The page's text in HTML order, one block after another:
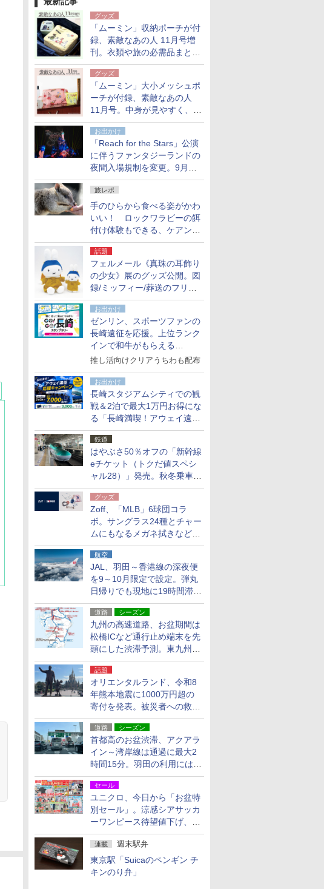
グッズ
「ムーミン」収納ポーチが付
録、素敵なあの人 11月号増
刊。衣類や旅の必需品まとま
る大小2個セット
グッズ
「ムーミン」大小メッシュポ
ーチが付録、素敵なあの人
11月号。中身が見やすく、温
泉スパにも使える
お出かけ
「Reach for the Stars」公演
に伴うファンタジーランドの
夜間入場規制を変更。9月か
ら18時50分～20時ごろに
旅レポ
手のひらから食べる姿がかわ
いい！ ロックワラビーの餌
付け体験もできる、ケアンズ
でアサートン高原の日本語ガ
イド付きツアーに参加してみ
た
話題
フェルメール《真珠の耳飾り
の少女》展のグッズ公開。図
録/ミッフィー/葬送のフリー
レンほか、注目ブランドコラ
ボが実現
お出かけ
ゼンリン、スポーツファンの
長崎遠征を応援。上位ランク
インで和牛がもらえる
「GO！GO！長崎スタンプラ
推し活向けクリアうちわも配布
お出かけ
長崎スタジアムシティでの観
戦＆2泊で最大1万円お得にな
る「長崎満喫！アウェイ遠征
応援キャンペーン」
鉄道
はやぶさ50％オフの「新幹線
eチケット（トクだ値スペシ
ャル28）」発売。秋冬乗車
分、えきねっと限定
グッズ
Zoff、「MLB」6球団コラ
ボ。サングラス24種とチャー
ムにもなるメガネ拭きなど雑
貨24種
航空
JAL、羽田～香港線の深夜便
を9～10月限定で設定。弾丸
日帰りでも現地に19時間滞在
できる
道路 シーズン
九州の高速道路、お盆期間は
松橋ICなど通行止め端末を先
頭にした渋滞予測。東九州道
への迂回は料金調整を実施
話題
オリエンタルランド、令和8
年熊本地震に1000万円超の
寄付を発表。被災者への救援
活動・復旧支援
道路 シーズン
首都高のお盆渋滞、アクアラ
イン～湾岸線は通過に最大2
時間15分。羽田の利用には
「空港西出口」の利用検討を
セール
ユニクロ、今日から「お盆特
別セール」。涼感シアサッカ
ーワンピース待望値下げ、撥
水ギアショーツは1990円に
連載 週末駅弁
東京駅「Suicaのペンギン チ
キンのり弁」